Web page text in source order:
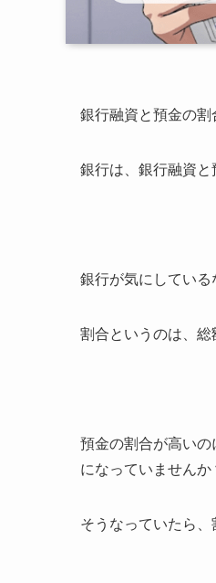
銀行融資と預金の割
銀行は、銀行融資
銀行が気にしている
割合というのは、総
預金の割合が高い
になっていませんか
そうなっていたら